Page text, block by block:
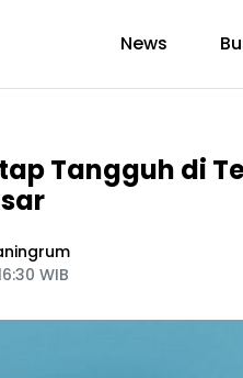
News
Tangguh di
WIB